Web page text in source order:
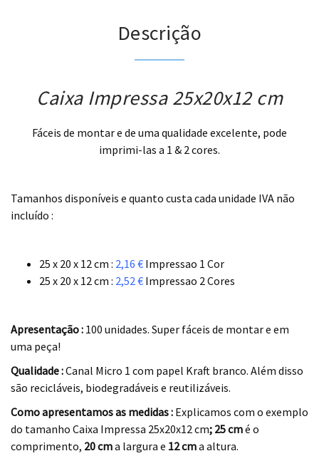
Descrição
Caixa Impressa 25x20x12 cm
Fáceis de montar e de uma qualidade excelente, pode
imprimi-las a 1 & 2 cores.
Tamanhos disponíveis e quanto custa cada unidade IVA não
incluído :
25 x 20 x 12 cm : 2,16 € Impressao 1 Cor
25 x 20 x 12 cm : 2,52 € Impressao 2 Cores
Apresentação : 100 unidades. Super fáceis de montar e em
uma peça!
Qualidade :Canal Micro 1 com papel Kraft branco. Além disso
são recicláveis, biodegradáveis e reutilizáveis.
Como apresentamos as medidas : Explicamos com o exemplo
do tamanho Caixa Impressa 25x20x12 cm; 25 cmé o
comprimento, 20 cma largura e 12 cma altura.